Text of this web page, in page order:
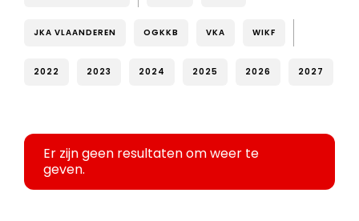
JKA VLAANDEREN OGKKB VKA WIKF
2022 2023 2024 2025 2026 2027
Er zijn geen resultaten om weer te
geven.